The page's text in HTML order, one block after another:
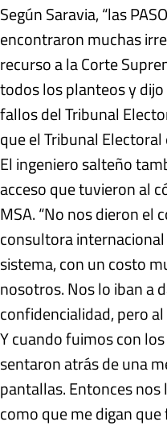
Según Saravia, “las
encontraron muchas
recurso a la Corte
todos los planteos y
fallos del Tribunal
que el Tribunal
El ingeniero salteño
acceso que tuvieron al
MSA. “No nos dieron el
consultora
sistema, con un costo
nosotros. Nos lo iban a
confidencialidad, pero
Y cuando fuimos con
sentaron atrás de una
pantallas. Entonces
como que me digan